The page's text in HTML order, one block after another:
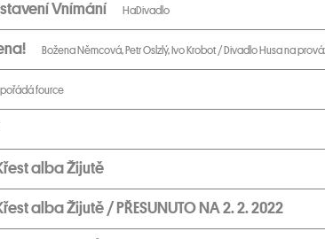
Vnímání HaDivadlo
Božena Němcová, Petr Oslzlý, Ivo Krobot / Divadlo Husa na
pořádá fource
alba Žijutě
alba Žijutě / PŘESUNUTO NA 2. 2. 2022